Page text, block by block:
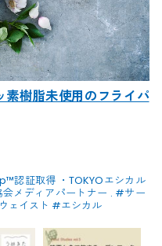
樹脂未使用のフライパ
認証取得 ・TOKYOエシカル
会メディアパートナー . #サー
ェイスト #エシカル